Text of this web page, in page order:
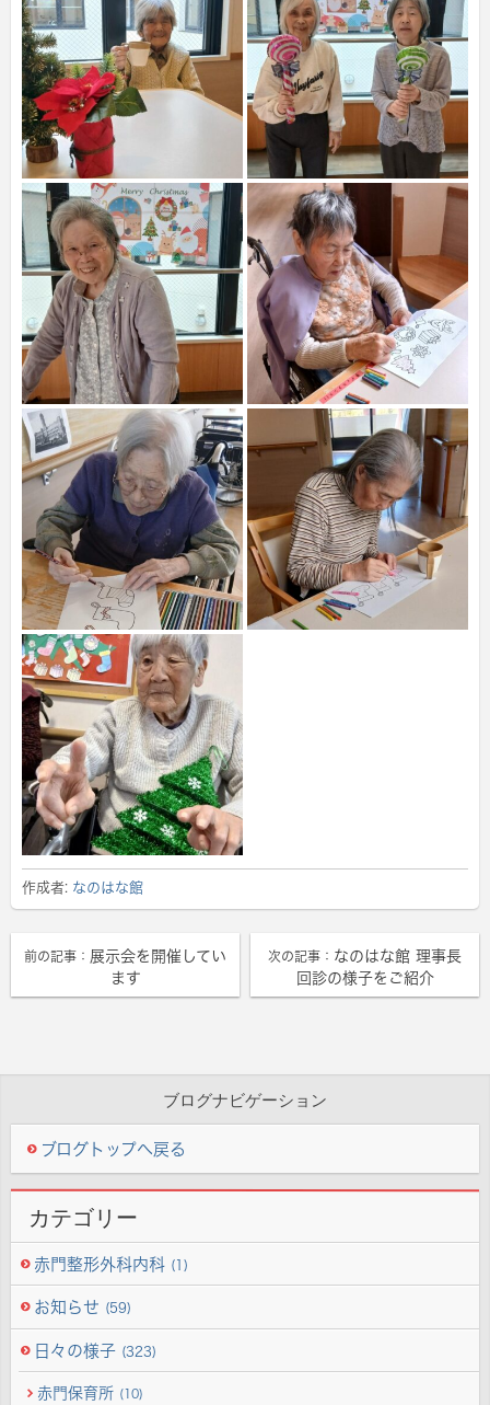
作成者: なのはな館
前の記事： 展示会を開催してい
ます
次の記事： なのはな館 理事長
回診の様子をご紹介
ブログナビゲーション
ブログトップへ戻る
カテゴリー
赤門整形外科内科 (1)
お知らせ (59)
日々の様子 (323)
赤門保育所 (10)